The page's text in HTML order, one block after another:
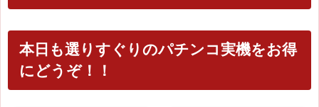
本日も選りすぐりのパチンコ実機をお得
にどうぞ！！